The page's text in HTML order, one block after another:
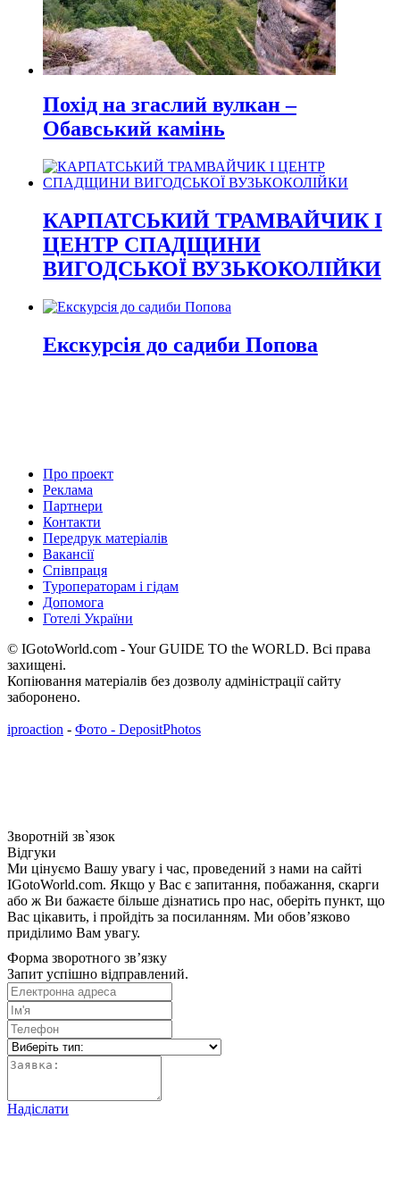
Похід на згаслий вулкан –
Обавський камінь
КАРПАТСЬКИЙ ТРАМВАЙЧИК І
ЦЕНТР СПАДЩИНИ
ВИГОДСЬКОЇ ВУЗЬКОКОЛІЙКИ
Екскурсія до садиби Попова
Про проект
Реклама
Партнери
Контакти
Передрук матеріалів
Вакансії
Співпраця
Туроператорам і гідам
Допомога
Готелі України
© IGotoWorld.com - Your GUIDE TO the WORLD. Всі права
захищені.
Копіювання матеріалів без дозволу адміністрації сайту
заборонено.
iproaction - Фото - DepositPhotos
Зворотній зв`язок
Відгуки
Ми цінуємо Вашу увагу і час, проведений з нами на сайті
IGotoWorld.com. Якщо у Вас є запитання, побажання, скарги
або ж Ви бажаєте більше дізнатись про нас, оберіть пункт, що
Вас цікавить, і пройдіть за посиланням. Ми обов’язково
приділимо Вам увагу.
Форма зворотного зв’язку
Запит успішно відправлений.
Надіслати